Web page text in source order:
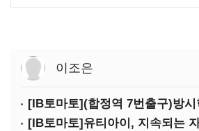
이조은